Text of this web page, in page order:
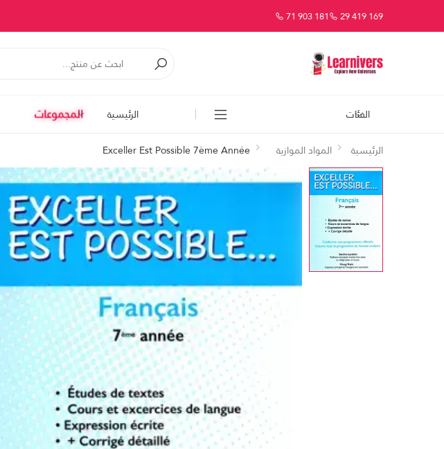
29 419 169
71 903 181
الفئات الرئيسية المجموعات
الرئيسية
المواد الموازية Exceller Est Possible 7ème Année